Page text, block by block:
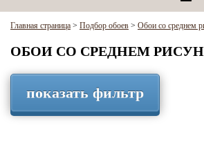
Главная страница > Подбор обоев > Обои со среднем
ОБОИ СО СРЕДНЕМ
показать фильтр